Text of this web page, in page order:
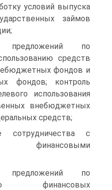
условий вы­пуска
займов
предложений по
средств
фондов и
фондов; контроль
использо­вания
внебюджетных
средств;
сотрудничества с
финансо­выми
предложений по
финансовых